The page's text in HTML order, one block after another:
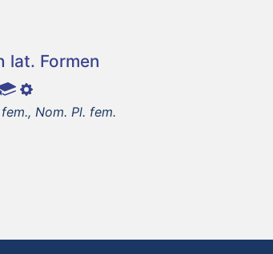
lat. Formen
Nom. Pl. fem.